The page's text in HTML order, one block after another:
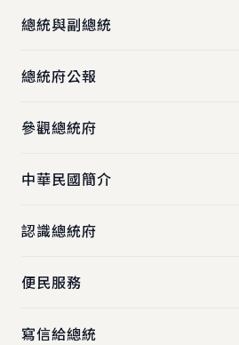
總統與副總統
總統府公報
參觀總統府
中華民國簡介
認識總統府
便民服務
寫信給總統